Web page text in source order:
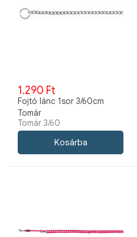
1.290 Ft
Fojtó lánc 1sor 3/60cm
Tomár
Tomár 3/60